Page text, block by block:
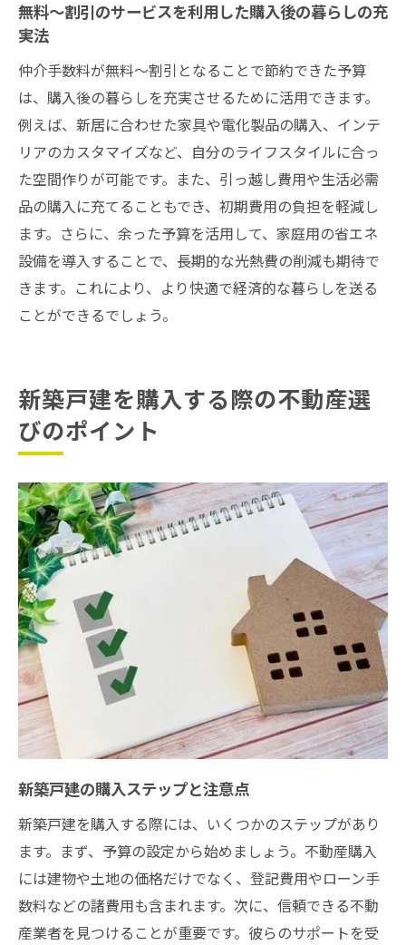
無料～割引のサービスを利用した購入後の暮らしの充
実法
仲介手数料が無料～割引となることで節約できた予算
は、購入後の暮らしを充実させるために活用できます。
例えば、新居に合わせた家具や電化製品の購入、インテ
リアのカスタマイズなど、自分のライフスタイルに合っ
た空間作りが可能です。また、引っ越し費用や生活必需
品の購入に充てることもでき、初期費用の負担を軽減し
ます。さらに、余った予算を活用して、家庭用の省エネ
設備を導入することで、長期的な光熱費の削減も期待で
きます。これにより、より快適で経済的な暮らしを送る
ことができるでしょう。
新築戸建を購入する際の不動産選
びのポイント
新築戸建の購入ステップと注意点
新築戸建を購入する際には、いくつかのステップがあり
ます。まず、予算の設定から始めましょう。不動産購入
には建物や土地の価格だけでなく、登記費用やローン手
数料などの諸費用も含まれます。次に、信頼できる不動
産業者を見つけることが重要です。彼らのサポートを受